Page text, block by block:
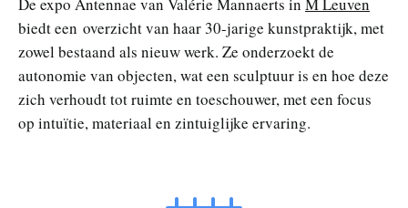
biedt een overzicht van haar 30-jarige kunstpraktijk, met
zowel bestaand als nieuw werk. Ze onderzoekt de
autonomie van objecten, wat een sculptuur is en hoe deze
zich verhoudt tot ruimte en toeschouwer, met een focus
op intuïtie, materiaal en zintuiglijke ervaring.